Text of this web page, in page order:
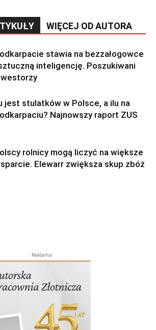
WIĘCEJ OD AUTORA
stawia na bezzałogowce
inteligencję. Poszukiwani
jest stulatków w Polsce, a ilu na
Najnowszy raport ZUS
rolnicy mogą liczyć na większe
Elewarr zwiększa skup zbóż
Reklama